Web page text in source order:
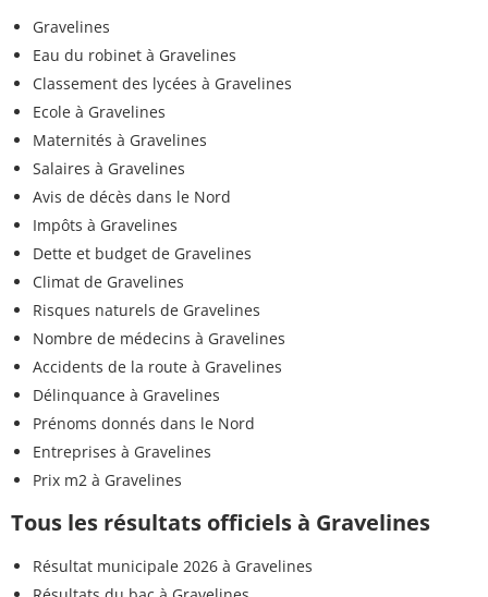
Gravelines
Eau du robinet à Gravelines
Classement des lycées à Gravelines
Ecole à Gravelines
Maternités à Gravelines
Salaires à Gravelines
Avis de décès dans le Nord
Impôts à Gravelines
Dette et budget de Gravelines
Climat de Gravelines
Risques naturels de Gravelines
Nombre de médecins à Gravelines
Accidents de la route à Gravelines
Délinquance à Gravelines
Prénoms donnés dans le Nord
Entreprises à Gravelines
Prix m2 à Gravelines
Tous les résultats officiels à Gravelines
Résultat municipale 2026 à Gravelines